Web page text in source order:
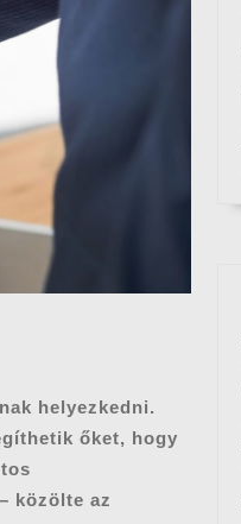
helyezkedni.
őket, hogy
közölte az